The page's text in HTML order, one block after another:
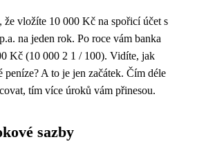
že vložíte 10 000 Kč na spořicí účet s
na jeden rok. Po roce vám banka
Kč (10 000 2 1 / 100). Vidíte, jak
peníze? A to je jen začátek. Čím déle
tím více úroků vám přinesou.
sazby